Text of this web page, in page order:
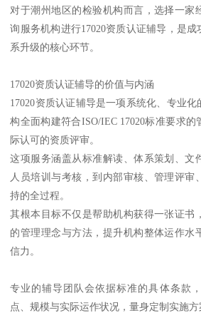
对于潮州地区的检验机构而言，选择一家
询服务机构进行17020资质认证辅导，是
系升级的核心环节。
17020资质认证辅导的价值与内涵
17020资质认证辅导是一项系统化、专业
构全面构建符合ISO/IEC 17020标准要求
际认可的资质评审。
这项服务涵盖从标准解读、体系策划、文
人员培训与考核，到内部审核、管理评审
持的全过程。
其根本目标不仅是帮助机构获得一张证书
的管理理念与方法，提升机构整体运作水
信力。
专业的辅导团队会依据标准的具体条款
点、规模与实际运作状况，量身定制实施方